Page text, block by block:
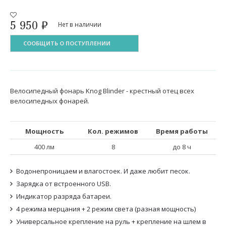
5 950 ₽ Нет в наличии
СООБЩИТЬ О ПОСТУПЛЕНИИ
Велосипедный фонарь Knog Blinder - крестный отец всех
велосипедных фонарей.
Мощность Кол. режимов
Время работы
400 лм
8 до 8 ч
Водонепроницаем и влагостоек. И даже любит песок.
Зарядка от встроенного USB.
Индикатор разряда батареи.
4 режима мерцания + 2 режим света (разная мощность)
Универсальное крепление на руль + крепление на шлем в